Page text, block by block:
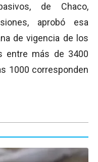
de Chaco,
aprobó esa
de vigencia de los
entre más de 3400
1000 corresponden